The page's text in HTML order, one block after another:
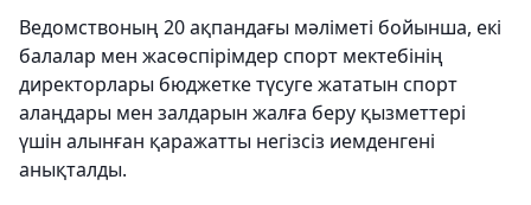
Ведомствоның 20 ақпандағы мәліметі бойынша, екі
балалар мен жасөспірімдер спорт мектебінің
директорлары бюджетке түсуге жататын спорт
алаңдары мен залдарын жалға беру қызметтері
үшін алынған қаражатты негізсіз иемденгені
анықталды.